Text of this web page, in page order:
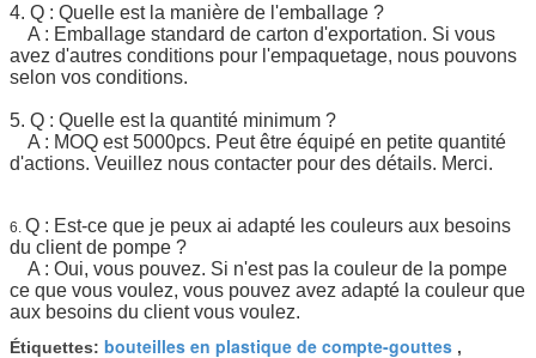
4. Q : Quelle est la manière de l'emballage ?
A : Emballage standard de carton d'exportation. Si vous
avez d'autres conditions pour l'empaquetage, nous pouvons
selon vos conditions.
5. Q : Quelle est la quantité minimum ?
A : MOQ est 5000pcs. Peut être équipé en petite quantité
d'actions. Veuillez nous contacter pour des détails. Merci.
6. Q : Est-ce que je peux ai adapté les couleurs aux besoins
du client de pompe ?
A : Oui, vous pouvez. Si n'est pas la couleur de la pompe
ce que vous voulez, vous pouvez avez adapté la couleur que
aux besoins du client vous voulez.
Étiquettes: bouteilles en plastique de compte-gouttes ,